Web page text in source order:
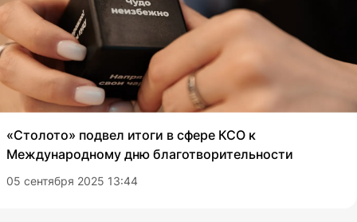
«Столото» подвел итоги в сфере КСО к
Международному дню благотворительности
05 сентября 2025 13:44